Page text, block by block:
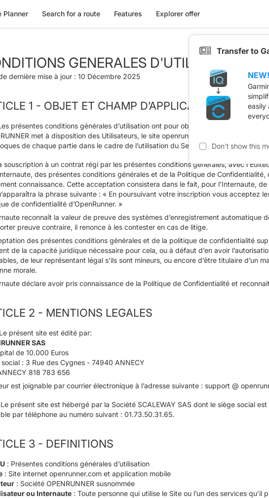
Planner Search for a route Features Explorer offer
GENERALES D'UTILISATION
dernière mise à jour : 10 Décembre 2025
1 - OBJET ET CHAMP D’APPLICATION
présentes conditions générales d’utilisation ont pour objet de définir les
met à disposition des Utilisateurs, le site openrunner.com, et son
de chaque partie dans le cadre de l’utilisation du Service.
souscription à un contrat régi par les présentes conditions générales, avec
des présentes conditions générales et de la Politique de
connaissance. Cette acceptation consistera dans le fait, pour l’Internaute,
la phrase suivante : « En poursuivant votre inscription vous acceptez
de confidentialité d’OpenRunner. »
reconnaît la valeur de preuve des systèmes d’enregistrement automatique
preuve contraire, il renonce à les contester en cas de litige.
des présentes conditions générales et de la politique de confidentialité
de la capacité juridique nécessaire pour cela, ou à défaut d’en avoir
de leur représentant légal s’ils sont mineurs, ou encore d’être titulaire d’un
morale.
déclare avoir pris connaissance de la Politique de Confidentialité et
2 - MENTIONS LEGALES
présent site est édité par:
SAS
de 10.000 Euros
social : 3 Rue des Cygnes - 74940 ANNECY
818 783 656
est joignable par courrier électronique à l’adresse suivante : support @
présent site est hébergé par la Société SCALEWAY SAS dont le siège social
par téléphone au numéro suivant : 01.73.50.31.65.
3 - DEFINITIONS
: Présentes conditions générales d’utilisation
: Site internet openrunner.com et application mobile
: Société OPENRUNNER susnommée
ou Internaute: Toute personne qui utilise le Site ou l’un des services qu’il
Transfer to
NEW!
easily
Don't show this